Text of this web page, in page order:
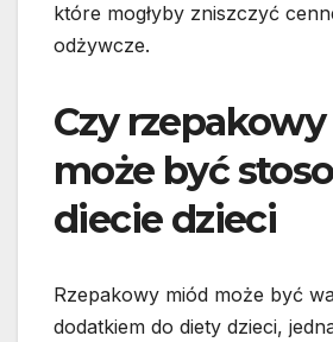
które mogłyby zniszczyć
odżywcze.
Czy
może być
diecie dzieci
Rzepakowy miód może być
dodatkiem do diety dzieci,